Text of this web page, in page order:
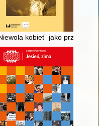
the Polish People’s Army
kobiet” jako